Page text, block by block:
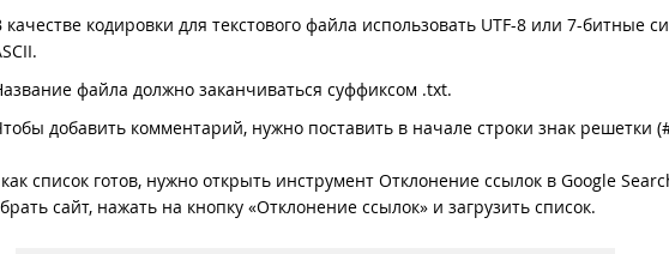
качестве кодировки для текстового файла использовать UTF-8 или 7-битные
файла должно заканчиваться суффиксом .txt.
добавить комментарий, нужно поставить в начале строки знак решетки
список готов, нужно открыть инструмент Отклонение ссылок в Google
сайт, нажать на кнопку «Отклонение ссылок» и загрузить список.